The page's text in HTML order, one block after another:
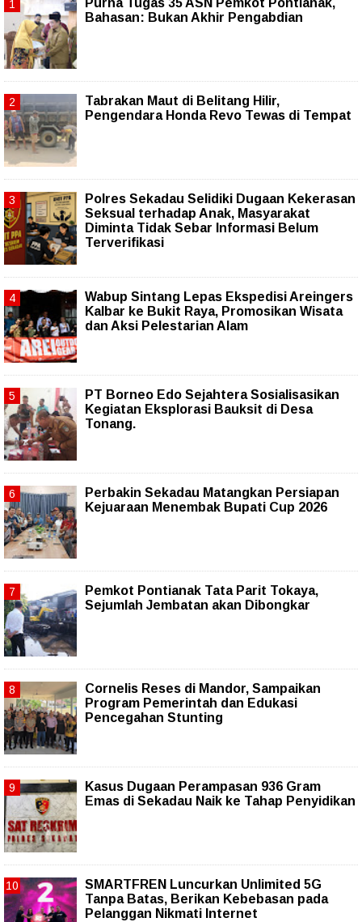
Purna Tugas 35 ASN Pemkot Pontianak,
Bahasan: Bukan Akhir Pengabdian
Tabrakan Maut di Belitang Hilir,
Pengendara Honda Revo Tewas di Tempat
Polres Sekadau Selidiki Dugaan Kekerasan
Seksual terhadap Anak, Masyarakat
Diminta Tidak Sebar Informasi Belum
Terverifikasi
Wabup Sintang Lepas Ekspedisi Areingers
Kalbar ke Bukit Raya, Promosikan Wisata
dan Aksi Pelestarian Alam
PT Borneo Edo Sejahtera Sosialisasikan
Kegiatan Eksplorasi Bauksit di Desa
Tonang.
Perbakin Sekadau Matangkan Persiapan
Kejuaraan Menembak Bupati Cup 2026
Pemkot Pontianak Tata Parit Tokaya,
Sejumlah Jembatan akan Dibongkar
Cornelis Reses di Mandor, Sampaikan
Program Pemerintah dan Edukasi
Pencegahan Stunting
Kasus Dugaan Perampasan 936 Gram
Emas di Sekadau Naik ke Tahap Penyidikan
SMARTFREN Luncurkan Unlimited 5G
Tanpa Batas, Berikan Kebebasan pada
Pelanggan Nikmati Internet